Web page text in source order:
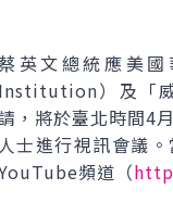
英文總統應美
Institution）及「
，將於臺北時間4
人士進行視訊會議
頻道（